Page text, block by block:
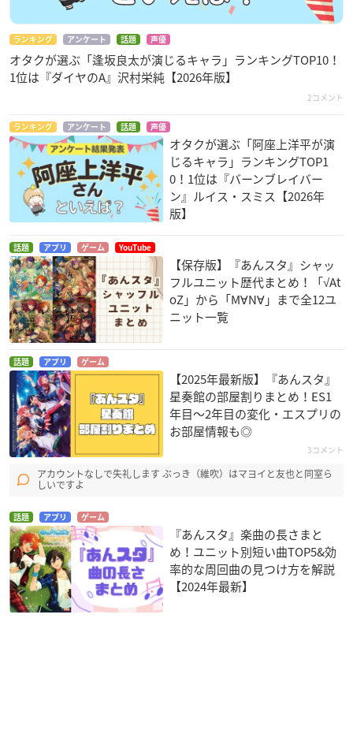
ランキング アンケート 話題 声優
オタクが選ぶ「逢坂良太が演じるキャラ」ランキングTOP10！
1位は『ダイヤのA』沢村栄純【2026年版】
2コメント
ランキング アンケート 話題 声優
オタクが選ぶ「阿座上洋平が演
じるキャラ」ランキングTOP1
0！1位は『バーンブレイバー
ン』ルイス・スミス【2026年
版】
話題 アプリ ゲーム YouTube
【保存版】『あんスタ』シャッ
フルユニット歴代まとめ！「√At
oZ」から「M∀N∀」まで全12ユ
ニット一覧
話題 アプリ ゲーム
【2025年最新版】『あんスタ』
星奏館の部屋割りまとめ！ES1
年目〜2年目の変化・エスプリの
お部屋情報も◎
3コメント
アカウントなしで失礼します ぶっき（維吹）はマヨイと友也と同室ら
しいですよ
話題 アプリ ゲーム
『あんスタ』楽曲の長さまと
め！ユニット別短い曲TOP5&効
率的な周回曲の見つけ方を解説
【2024年最新】